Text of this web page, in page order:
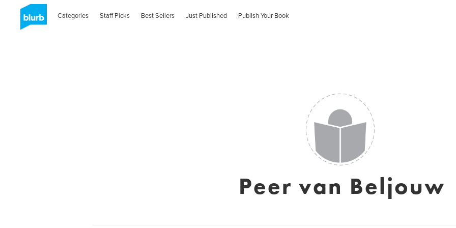
Categories Staff Picks Best Sellers Just Published Publish Your Book
Peer van Beljouw